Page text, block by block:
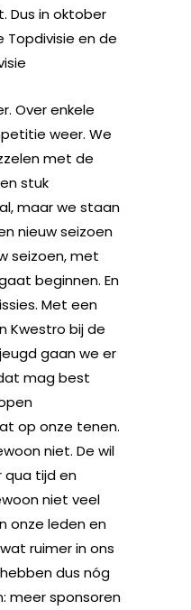
Dus in oktober
Topdivisie en de
Over enkele
weer. We
met de
stuk
maar we staan
nieuw seizoen
seizoen, met
beginnen. En
Met een
Kwestro bij de
gaan we er
mag best
op onze tenen.
niet. De wil
qua tijd en
niet veel
onze leden en
ruimer in ons
dus nóg
meer sponsoren